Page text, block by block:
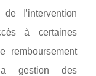
l’intervention
à certaines
remboursement
gestion des